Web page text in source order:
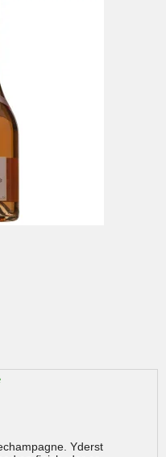
Yderst